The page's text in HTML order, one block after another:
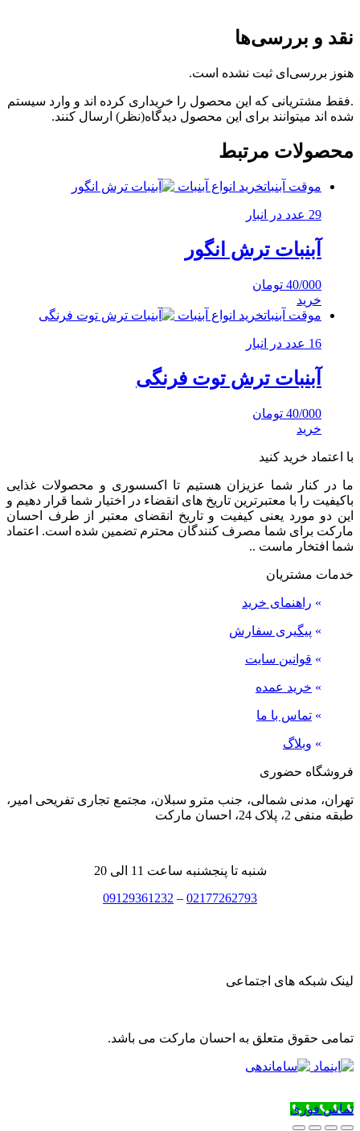
نقد و بررسی‌ها
هنوز بررسی‌ای ثبت نشده است.
.فقط مشتریانی که این محصول را خریداری کرده اند و وارد سیستم
شده اند میتوانند برای این محصول دیدگاه(نظر) ارسال کنند.
محصولات مرتبط
موقت آبنباتخرید انواع آبنبات
29 عدد در انبار
آبنبات ترش انگور
40/000 تومان
خرید
موقت آبنباتخرید انواع آبنبات
16 عدد در انبار
آبنبات ترش توت فرنگی
40/000 تومان
خرید
با اعتماد خرید کنید
ما در کنار شما عزیزان هستیم تا اکسسوری و محصولات غذایی
باکیفیت را با معتبرترین تاریخ های انقضاء در اختیار شما قرار دهیم و
این دو مورد یعنی کیفیت و تاریخ انقضای معتبر از طرف احسان
مارکت برای شما مصرف کنندگان محترم تضمین شده است. اعتماد
شما افتخار ماست ..
خدمات مشتریان
» راهنمای خرید
» پیگیری سفارش
» قوانین سایت
» خرید عمده
» تماس با ما
» وبلاگ
فروشگاه حضوری
تهران، مدنی شمالی، جنب مترو سبلان، مجتمع تجاری تفریحی امیر،
طبقه منفی 2، پلاک 24، احسان مارکت
شنبه تا پنجشنبه ساعت 11 الی 20
02177262793
–
09129361232
لینک شبکه های اجتماعی
تمامی حقوق متعلق به احسان مارکت می باشد.
تماس فوری